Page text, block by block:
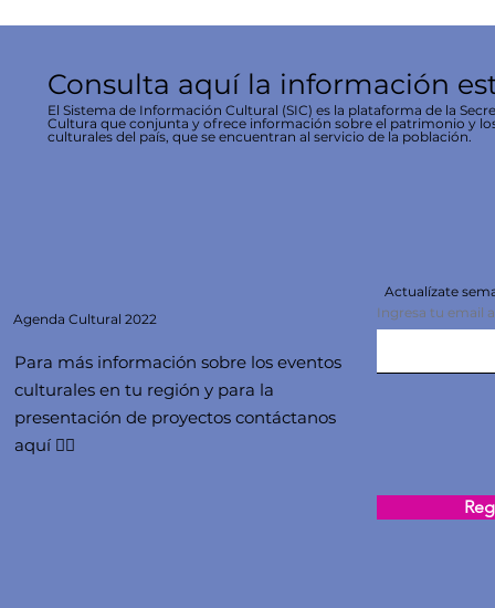
Consulta aquí la información
El Sistema de Información Cultural (SIC) es la plataforma de la
Cultura que conjunta y ofrece información sobre el patrimonio y
culturales del país, que se encuentran al servicio de la población.
Agenda Cultural 2022
Para más información sobre los eventos
culturales en tu región y para la
presentación de proyectos contáctanos
aquí 👇🏻
Actualízate
Ingresa tu email